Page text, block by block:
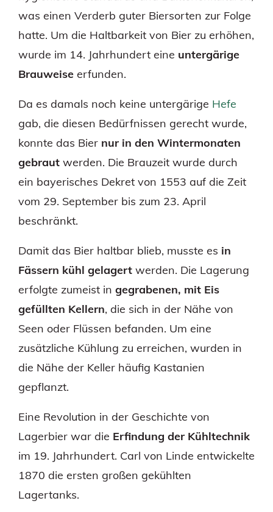
was einen Verderb guter Biersorten zur Folge
hatte. Um die Haltbarkeit von Bier zu erhöhen,
wurde im 14. Jahrhundert eine untergärige
Brauweise erfunden.
Da es damals noch keine untergärige Hefe
gab, die diesen Bedürfnissen gerecht wurde,
konnte das Bier nur in den Wintermonaten
gebraut werden. Die Brauzeit wurde durch
ein bayerisches Dekret von 1553 auf die Zeit
vom 29. September bis zum 23. April
beschränkt.
Damit das Bier haltbar blieb, musste es in
Fässern kühl gelagert werden. Die Lagerung
erfolgte zumeist in gegrabenen, mit Eis
gefüllten Kellern, die sich in der Nähe von
Seen oder Flüssen befanden. Um eine
zusätzliche Kühlung zu erreichen, wurden in
die Nähe der Keller häufig Kastanien
gepflanzt.
Eine Revolution in der Geschichte von
Lagerbier war die Erfindung der Kühltechnik
im 19. Jahrhundert. Carl von Linde entwickelte
1870 die ersten großen gekühlten
Lagertanks.